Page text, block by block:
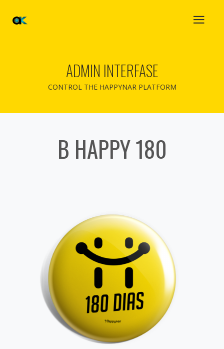
ADMIN INTERFASE
CONTROL THE HAPPYNAR PLATFORM
B HAPPY 180